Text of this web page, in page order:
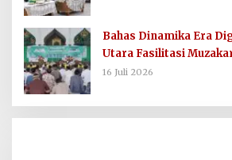
Bahas Dinamika Era
Utara Fasilitasi
16 Juli 2026